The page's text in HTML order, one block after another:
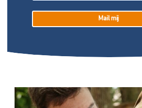
Mail mij